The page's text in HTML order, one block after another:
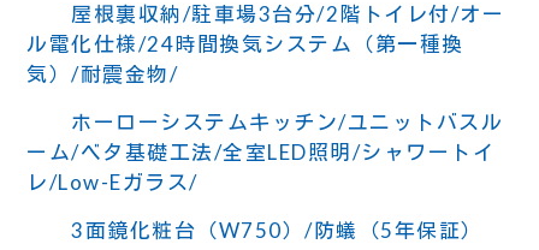
屋根裏収納/駐車場3台分/2階トイレ付/オー
ル電化仕様/24時間換気システム（第一種換
気）/耐震金物/
ホーローシステムキッチン/ユニットバスル
ーム/ベタ基礎工法/全室LED照明/シャワートイ
レ/Low-Eガラス/
3面鏡化粧台（W750）/防蟻（5年保証）